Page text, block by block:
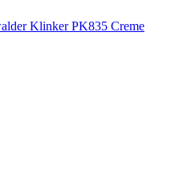
Klinker PK835 Creme